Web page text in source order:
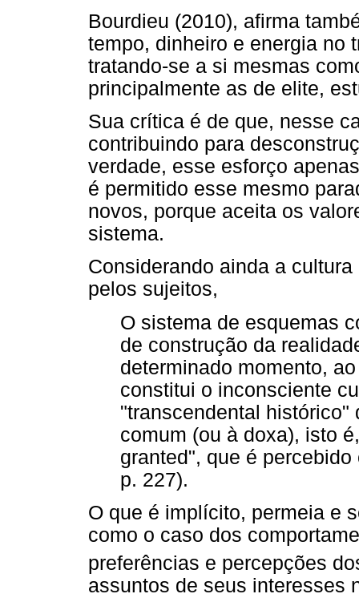
Bourdieu (2010), afirma
tempo, dinheiro e energia no
tratando-se a si mesmas
principalmente as de elite,
Sua crítica é de que, nesse
contribuindo para
verdade, esse esforço
é permitido esse mesmo
novos, porque aceita os
sistema.
Considerando ainda a
pelos sujeitos,
O sistema de esquemas
de construção da
determinado momento,
constitui o inconsciente
"transcendental histórico"
comum (ou à doxa), isto
granted", que é
p. 227).
O que é implícito, permeia e
como o caso dos
preferências e percepções
assuntos de seus interesses